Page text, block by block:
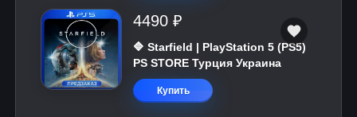
4490 ₽
🔷 Starfield | PlayStation 5 (PS5)
PS STORE Турция Украина
Купить